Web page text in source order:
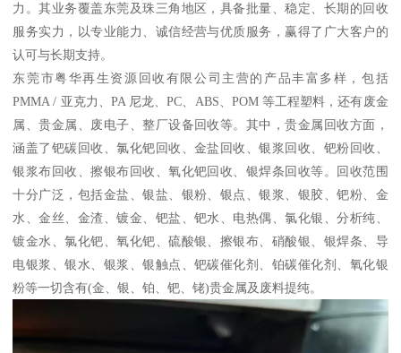
力。其业务覆盖东莞及珠三角地区，具备批量、稳定、长期的回收
服务实力，以专业能力、诚信经营与优质服务，赢得了广大客户的
认可与长期支持。
东莞市粤华再生资源回收有限公司主营的产品丰富多样，包括
PMMA / 亚克力、PA 尼龙、PC、ABS、POM 等工程塑料，还有废金
属、贵金属、废电子、整厂设备回收等。其中，贵金属回收方面，
涵盖了钯碳回收、氯化钯回收、金盐回收、银浆回收、钯粉回收、
银浆布回收、擦银布回收、氧化钯回收、银焊条回收等。回收范围
十分广泛，包括金盐、银盐、银粉、银点、银浆、银胶、钯粉、金
水、金丝、金渣、镀金、钯盐、钯水、电热偶、氯化银、分析纯、
镀金水、氯化钯、氧化钯、硫酸银、擦银布、硝酸银、银焊条、导
电银浆、银水、银浆、银触点、钯碳催化剂、铂碳催化剂、氧化银
粉等一切含有(金、银、铂、钯、铑)贵金属及废料提纯。